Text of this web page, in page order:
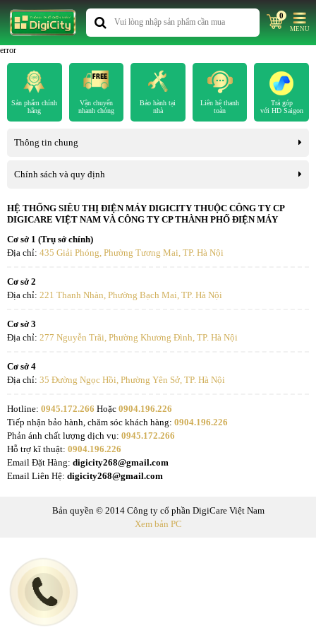
0
MENU
error
Sản phẩm chính
hãng
Vận chuyển
nhanh chóng
Bảo hành tại
nhà
Liên hệ thanh
toán
Trả góp
với HD Saigon
Thông tin chung
Chính sách và quy định
HỆ THỐNG SIÊU THỊ ĐIỆN MÁY DIGICITY THUỘC CÔNG TY CP
DIGICARE VIỆT NAM VÀ CÔNG TY CP THÀNH PHỐ ĐIỆN MÁY
Cơ sở 1 (Trụ sở chính)
Địa chỉ: 435 Giải Phóng, Phường Tương Mai, TP. Hà Nội
Cơ sở 2
Địa chỉ: 221 Thanh Nhàn, Phường Bạch Mai, TP. Hà Nội
Cơ sở 3
Địa chỉ: 277 Nguyễn Trãi, Phường Khương Đình, TP. Hà Nội
Cơ sở 4
Địa chỉ: 35 Đường Ngọc Hồi, Phường Yên Sở, TP. Hà Nội
Hotline: 0945.172.266 Hoặc 0904.196.226
Tiếp nhận bảo hành, chăm sóc khách hàng: 0904.196.226
Phản ánh chất lượng dịch vụ: 0945.172.266
Hỗ trợ kĩ thuật: 0904.196.226
Email Đặt Hàng: digicity268@gmail.com
Email Liên Hệ: digicity268@gmail.com
Bản quyền © 2014 Công ty cổ phần DigiCare Việt Nam
Xem bản PC